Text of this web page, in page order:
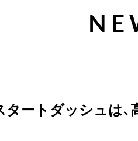
ートダッシュは、